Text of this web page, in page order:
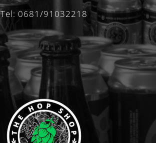
Tel: 0681/91032218